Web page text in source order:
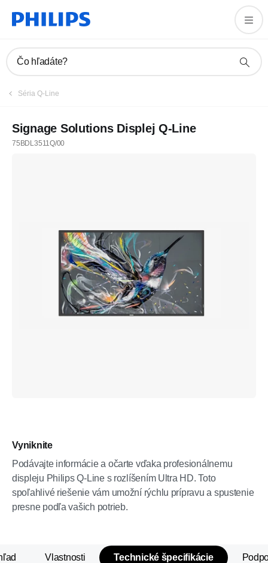
Čo hľadáte?
Séria Q-Line
Signage Solutions Displej Q-Line
75BDL3511Q/00
Vyniknite
Podávajte informácie a očarte vďaka profesionálnemu
displeju Philips Q-Line s rozlíšením Ultra HD. Toto
spoľahlivé riešenie vám umožní rýchlu prípravu a spustenie
presne podľa vašich potrieb.
Vlastnosti Technické špecifikácie